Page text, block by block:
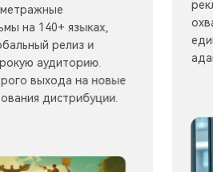
на 140+ языках,
релиз и
аудиторию.
выхода на новые
дистрибуции.